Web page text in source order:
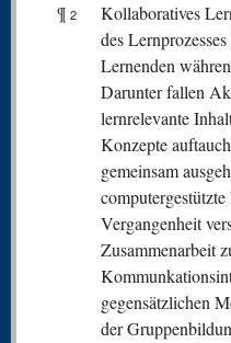
¶ 2
Kollaboratives
des
Lernenden
Darunter fallen
lernrelevante
Konzepte
gemeinsam
Vergangenheit
Zusammenarbeit
gegensätzlichen
der